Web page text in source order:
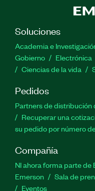
Soluciones
Academia e
Gobierno
Electrónica
Ciencias de la vida
Pedidos
Partners de distribución
Recuperar una
su pedido por número
Compañía
NI ahora forma parte de
Emerson
Sala de
Eventos